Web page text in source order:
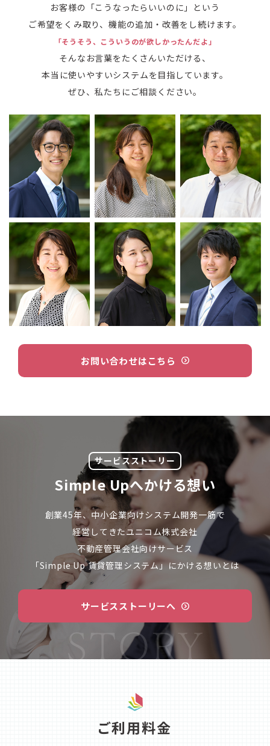
お客様の「こうなったらいいのに」という
ご希望をくみ取り、機能の追加・改善をし続けます。
「そうそう、こういうのが欲しかったんだよ」
そんなお言葉をたくさんいただける、
本当に使いやすいシステムを目指しています。
ぜひ、私たちにご相談ください。
お問い合わせはこちら
サービスストーリー
Simple Upへかける想い
創業45年、中小企業向けシステム開発一筋で
経営してきたユニコム株式会社
不動産管理会社向けサービス
「Simple Up 賃貸管理システム」にかける想いとは
サービスストーリーへ
ご利用料金